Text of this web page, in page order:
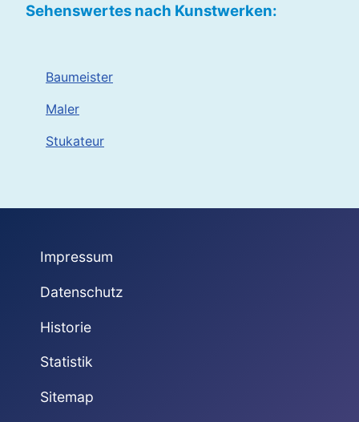
Sehenswertes nach Kunstwerken:
Baumeister
Maler
Stukateur
Impressum
Datenschutz
Historie
Statistik
Sitemap